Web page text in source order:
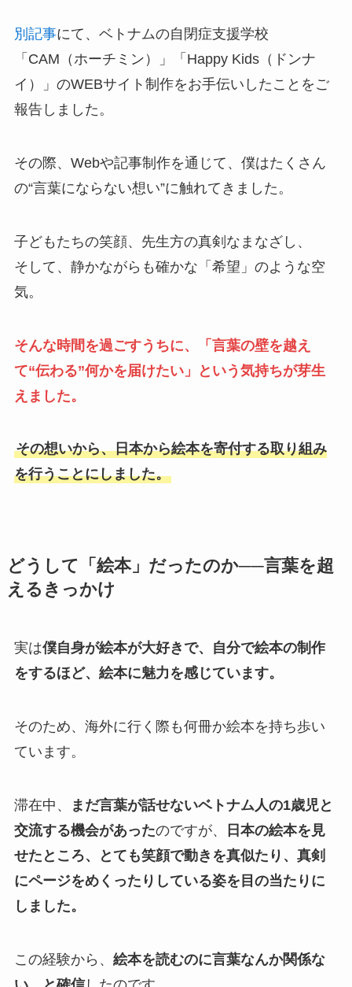
別記事にて、ベトナムの自閉症支援学校
「CAM（ホーチミン）」「Happy Kids（ドンナ
イ）」のWEBサイト制作をお手伝いしたことをご
報告しました。
その際、Webや記事制作を通じて、僕はたくさん
の“言葉にならない想い”に触れてきました。
子どもたちの笑顔、先生方の真剣なまなざし、
そして、静かながらも確かな「希望」のような空
気。
そんな時間を過ごすうちに、「言葉の壁を越え
て“伝わる”何かを届けたい」という気持ちが芽生
えました。
その想いから、日本から絵本を寄付する取り組み
を行うことにしました。
どうして「絵本」だったのか──言葉を超
えるきっかけ
実は僕自身が絵本が大好きで、自分で絵本の制作
をするほど、絵本に魅力を感じています。
そのため、海外に行く際も何冊か絵本を持ち歩い
ています。
滞在中、
まだ言葉が話せないベトナム人の1歳児と
交流する機会があったのですが、
日本の絵本を見
せたところ、とても笑顔で動きを真似たり、真剣
にページをめくったりしている姿を目の当たりに
しました。
この経験から、 絵本を読むのに言葉なんか関係な